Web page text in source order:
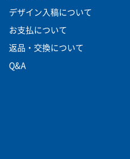
デザイン入稿について
お支払について
返品・交換について
Q&A